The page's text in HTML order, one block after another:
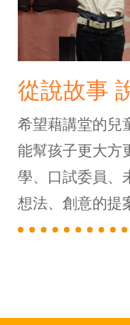
從說故事
希望藉講堂的兒
能幫孩子更大方
學、口試委員、
想法、創意的提